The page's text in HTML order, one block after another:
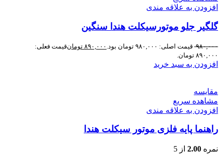
افزودن به علاقه مندی
گلگیر جلو موتورسیکلت هندا سنگین
۹۸۰,۰۰۰ قیمت اصلی: ۹۸۰,۰۰۰ تومان بود. ۸۹۰,۰۰۰ تومانقیمت فعلی:
۸۹۰,۰۰۰ تومان.
افزودن به سبد خرید
مقایسه
مشاهده سریع
افزودن به علاقه مندی
راهنما پایه فلزی موتور سیکلت هندا
نمره 2.00 از 5